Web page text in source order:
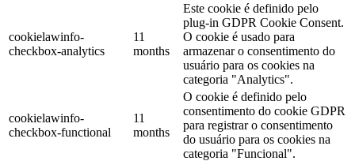
cookielawinfo-
checkbox-analytics
11
months
Este cookie é definido pelo
plug-in GDPR Cookie Consent.
O cookie é usado para
armazenar o consentimento do
usuário para os cookies na
categoria "Analytics".
cookielawinfo-
checkbox-functional
11
months
O cookie é definido pelo
consentimento do cookie GDPR
para registrar o consentimento
do usuário para os cookies na
categoria "Funcional".